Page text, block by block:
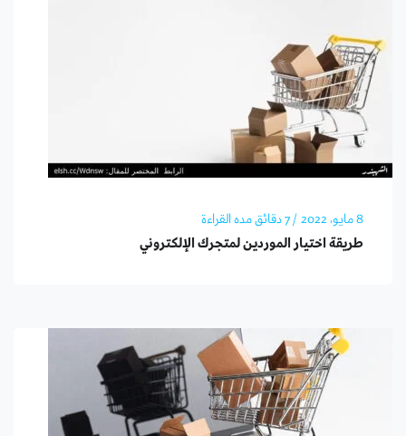
8 مايو، 2022 / 7 دقائق مده القراءة
طريقة اختيار الموردين لمتجرك الإلكتروني